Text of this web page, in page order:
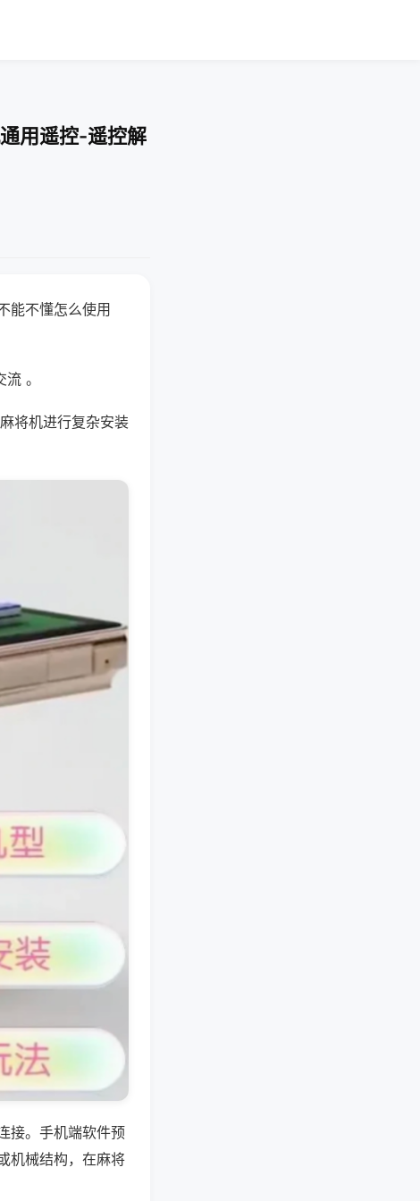
用遥控-遥控解
能不懂怎么使用
。
将机进行复杂安装
接。手机端软件预
机械结构，在麻将